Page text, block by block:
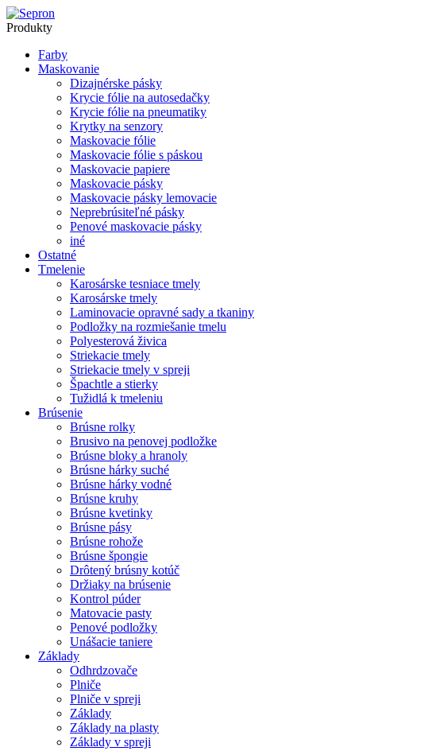
Produkty
Farby
Maskovanie
Dizajnérske pásky
Krycie fólie na autosedačky
Krycie fólie na pneumatiky
Krytky na senzory
Maskovacie fólie
Maskovacie fólie s páskou
Maskovacie papiere
Maskovacie pásky
Maskovacie pásky lemovacie
Neprebrúsiteľné pásky
Penové maskovacie pásky
iné
Ostatné
Tmelenie
Karosárske tesniace tmely
Karosárske tmely
Laminovacie opravné sady a tkaniny
Podložky na rozmiešanie tmelu
Polyesterová živica
Striekacie tmely
Striekacie tmely v spreji
Špachtle a stierky
Tužidlá k tmeleniu
Brúsenie
Brúsne rolky
Brusivo na penovej podložke
Brúsne bloky a hranoly
Brúsne hárky suché
Brúsne hárky vodné
Brúsne kruhy
Brúsne kvetinky
Brúsne pásy
Brúsne rohože
Brúsne špongie
Drôtený brúsny kotúč
Držiaky na brúsenie
Kontrol púder
Matovacie pasty
Penové podložky
Unášacie taniere
Základy
Odhrdzovače
Plniče
Plniče v spreji
Základy
Základy na plasty
Základy v spreji